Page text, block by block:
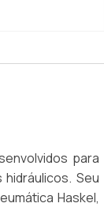
para
Seu
Haskel,